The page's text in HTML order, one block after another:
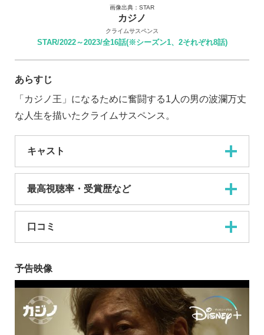
画像出典：STAR
カジノ
クライムサスペンス
STAR/2022～2023/全16話(※シーズン1、2それぞれ8話)
あらすじ
「カジノ王」になるために奮闘する1人の男の波瀾万丈
な人生を描いたクライムサスペンス。
キャスト
最高視聴率・受賞歴など
口コミ
予告映像